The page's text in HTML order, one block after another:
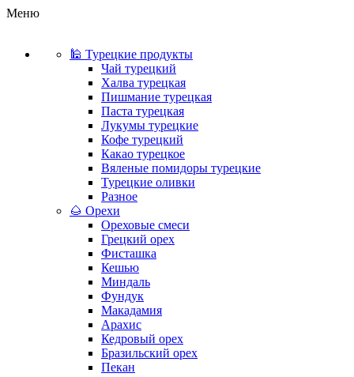
Меню
🕌 Турецкие продукты
Чай турецкий
Халва турецкая
Пишмание турецкая
Паста турецкая
Лукумы турецкие
Кофе турецкий
Какао турецкое
Вяленые помидоры турецкие
Турецкие оливки
Разное
🌰 Орехи
Ореховые смеси
Грецкий орех
Фисташка
Кешью
Миндаль
Фундук
Макадамия
Арахис
Кедровый орех
Бразильский орех
Пекан